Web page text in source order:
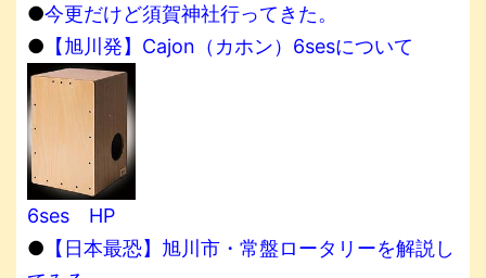
●今更だけど須賀神社行ってきた。
● 【旭川発】Cajon（カホン）6sesについて
6ses HP
● 【日本最恐】旭川市・常盤ロータリーを解説し